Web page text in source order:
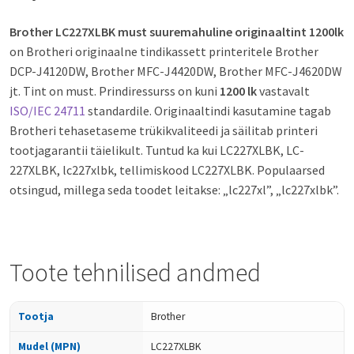
Brother LC227XLBK must suuremahuline originaaltint 1200lk
on Brotheri originaalne tindikassett printeritele Brother
DCP-J4120DW, Brother MFC-J4420DW, Brother MFC-J4620DW
jt. Tint on must. Prindiressurss on kuni 1200 lkvastavalt
ISO/IEC 24711 standardile. Originaaltindi kasutamine tagab
Brotheri tehasetaseme trükikvaliteedi ja säilitab printeri
tootjagarantii täielikult. Tuntud ka kui LC227XLBK, LC-
227XLBK, lc227xlbk, tellimiskood LC227XLBK. Populaarsed
otsingud, millega seda toodet leitakse: „lc227xl”, „lc227xlbk”.
Toote tehnilised andmed
Tootja Brother
Mudel (MPN) LC227XLBK